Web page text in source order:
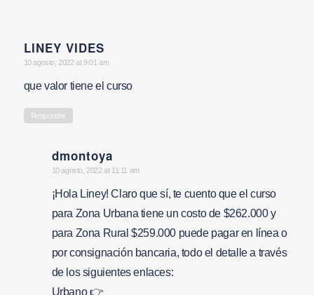
LINEY VIDES
says:
10 agosto, 2022 at 9:01 am
que valor tiene el curso
Responder
dmontoya
says:
10 agosto, 2022 at 11:11 am
¡Hola Liney! Claro que sí, te cuento que el curso
para Zona Urbana tiene un costo de $262.000 y
para Zona Rural $259.000 puede pagar en línea o
por consignación bancaria, todo el detalle a través
de los siguientes enlaces:
Urbano 👉